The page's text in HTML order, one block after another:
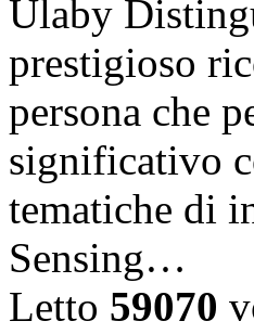
Ulaby
prestigioso
persona che
significativo
tematiche di
Sensing…
Letto 59070